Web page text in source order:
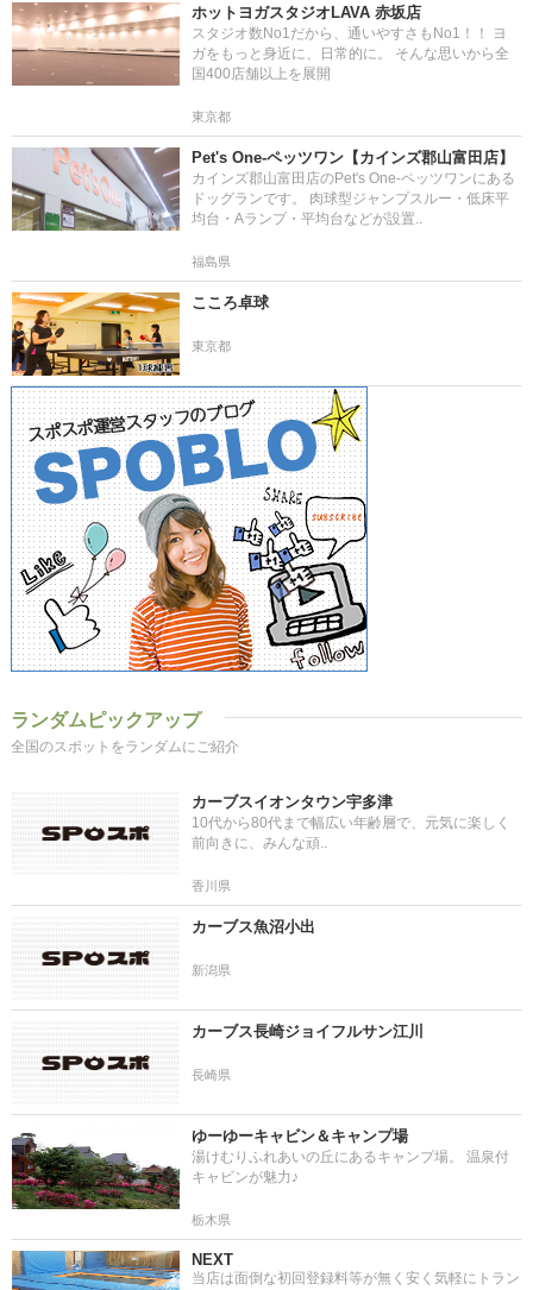
ホットヨガスタジオLAVA 赤坂店
スタジオ数No1だから、通いやすさもNo1！！ ヨ
ガをもっと身近に、日常的に。 そんな思いから全
国400店舗以上を展開
東京都
Pet's One-ペッツワン【カインズ郡山富田店】
カインズ郡山富田店のPet's One-ペッツワンにある
ドッグランです。 肉球型ジャンプスルー・低床平
均台・Aランプ・平均台などが設置..
福島県
こころ卓球
東京都
ランダムピックアップ
全国のスポットをランダムにご紹介
カーブスイオンタウン宇多津
10代から80代まで幅広い年齢層で、元気に楽しく
前向きに、みんな頑..
香川県
カーブス魚沼小出
新潟県
カーブス長崎ジョイフルサン江川
長崎県
ゆーゆーキャビン＆キャンプ場
湯けむりふれあいの丘にあるキャンプ場。 温泉付
キャビンが魅力♪
栃木県
NEXT
当店は面倒な初回登録料等が無く安く気軽にトラン